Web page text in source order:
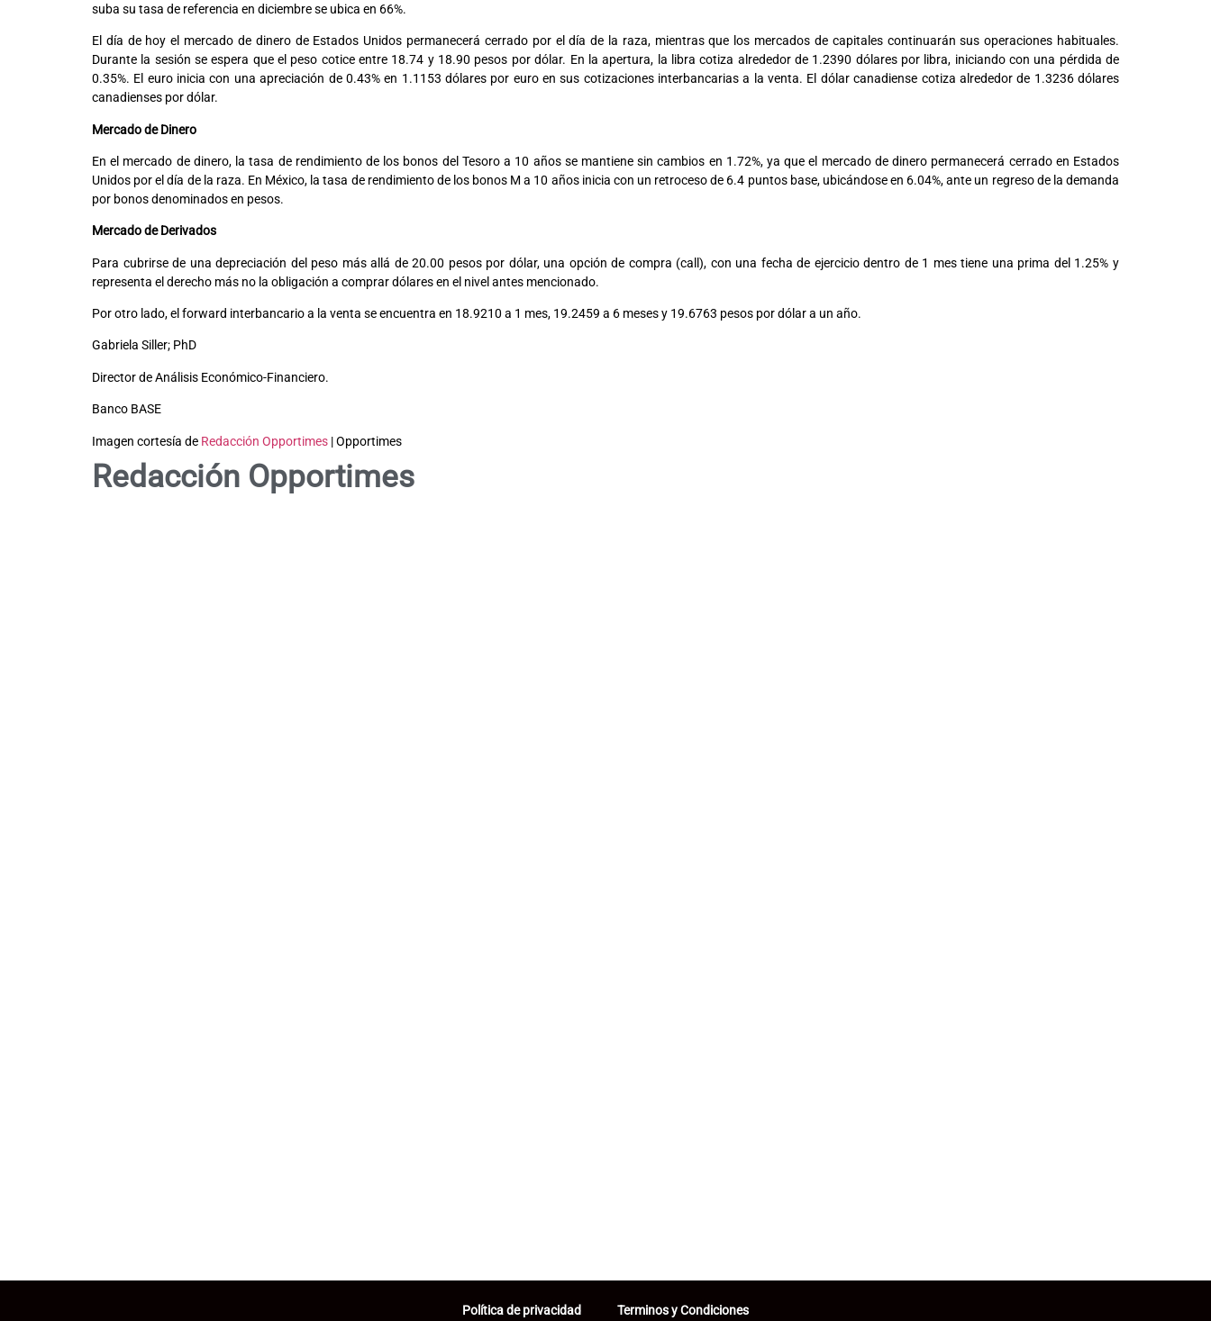
suba su tasa de referencia en diciembre se ubica en 66%.
El día de hoy el mercado de dinero de Estados Unidos permanecerá cerrado por el día de la raza, mientras que los mercados de capitales continuarán sus operaciones habituales.
Durante la sesión se espera que el peso cotice entre 18.74 y 18.90 pesos por dólar. En la apertura, la libra cotiza alrededor de 1.2390 dólares por libra, iniciando con una pérdida de
0.35%. El euro inicia con una apreciación de 0.43% en 1.1153 dólares por euro en sus cotizaciones interbancarias a la venta. El dólar canadiense cotiza alrededor de 1.3236 dólares
canadienses por dólar.
Mercado de Dinero
En el mercado de dinero, la tasa de rendimiento de los bonos del Tesoro a 10 años se mantiene sin cambios en 1.72%, ya que el mercado de dinero permanecerá cerrado en Estados
Unidos por el día de la raza. En México, la tasa de rendimiento de los bonos M a 10 años inicia con un retroceso de 6.4 puntos base, ubicándose en 6.04%, ante un regreso de la demanda
por bonos denominados en pesos.
Mercado de Derivados
Para cubrirse de una depreciación del peso más allá de 20.00 pesos por dólar, una opción de compra (call), con una fecha de ejercicio dentro de 1 mes tiene una prima del 1.25% y
representa el derecho más no la obligación a comprar dólares en el nivel antes mencionado.
Por otro lado, el forward interbancario a la venta se encuentra en 18.9210 a 1 mes, 19.2459 a 6 meses y 19.6763 pesos por dólar a un año.
Gabriela Siller; PhD
Director de Análisis Económico-Financiero.
Banco BASE
Imagen cortesía de Redacción Opportimes | Opportimes
Redacción Opportimes
Política de privacidad Terminos y Condiciones